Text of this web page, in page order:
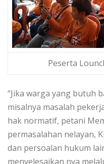
Peserta
“Jika warga yang butuh
misalnya masalah
hak normatif, petani
permasalahan nelayan,
dan persoalan hukum
menyelesaikan nya